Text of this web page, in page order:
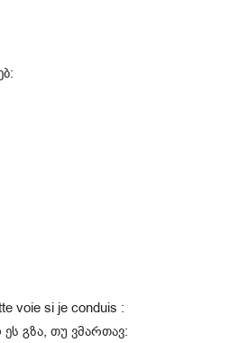
voie si je conduis :
გზა, თუ ვმართავ: